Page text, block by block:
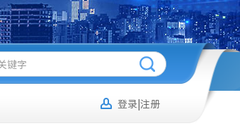
登录|注册